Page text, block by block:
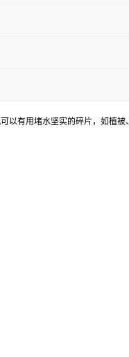
有用堵水坚实的碎片，如植